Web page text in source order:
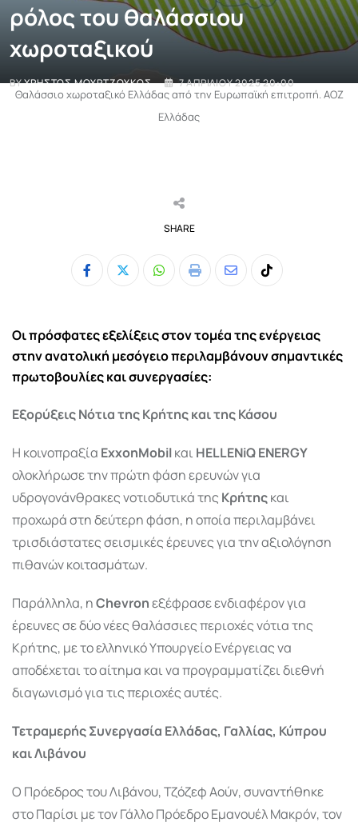
ρόλος του θαλάσσιου
χωροταξικού
BYΧΡΉΣΤΟΣ ΜΟΥΡΤΖΟΎΚΟΣ 7 ΑΠΡΙΛΊΟΥ 2025 20:00
Θαλάσσιο χωροταξικό Ελλάδας από την Ευρωπαϊκή επιτροπή. ΑΟΖ
Ελλάδας
SHARE
Whatsapp
Print
ShareTiktok
Οι πρόσφατες εξελίξεις στον τομέα της ενέργειας
στην ανατολική μεσόγειο περιλαμβάνουν σημαντικές
πρωτοβουλίες και συνεργασίες:
Εξορύξεις Νότια της Κρήτης και της Κάσου
Η κοινοπραξία ExxonMobilκαι HELLENiQ ENERGY
ολοκλήρωσε την πρώτη φάση ερευνών για
υδρογονάνθρακες νοτιοδυτικά της Κρήτηςκαι
προχωρά στη δεύτερη φάση, η οποία περιλαμβάνει
τρισδιάστατες σεισμικές έρευνες για την αξιολόγηση
πιθανών κοιτασμάτων.
Παράλληλα, ηChevronεξέφρασε ενδιαφέρον για
έρευνες σε δύο νέες θαλάσσιες περιοχές νότια της
Κρήτης, με το ελληνικό Υπουργείο Ενέργειας να
αποδέχεται το αίτημα και να προγραμματίζει διεθνή
διαγωνισμό για τις περιοχές αυτές.
Τετραμερής Συνεργασία Ελλάδας, Γαλλίας, Κύπρου
και Λιβάνου
Ο Πρόεδρος του Λιβάνου, Τζόζεφ Αούν, συναντήθηκε
στο Παρίσι με τον Γάλλο Πρόεδρο Εμανουέλ Μακρόν, τον